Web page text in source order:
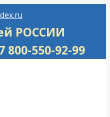
РОССИИ
800-550-92-99